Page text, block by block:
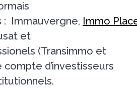
: Immauvergne, Immo
et
(Transimmo et
d’investisseurs